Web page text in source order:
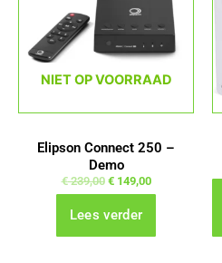
NIET OP VOORRAAD
Elipson Connect 250 –
Demo
€239,00 €149,00
Lees verder